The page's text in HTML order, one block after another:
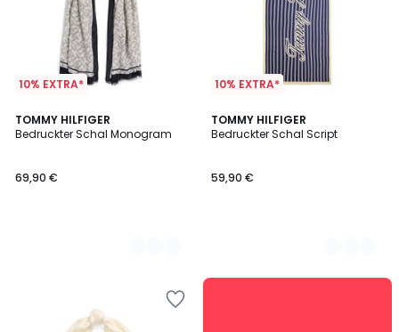
10% EXTRA*
TOMMY HILFIGER
Bedruckter Schal Monogram
69,90 €
2
Farben
10% EXTRA*
TOMMY HILFIGER
Bedruckter Schal Script
59,90 €
2
Farben
SALE